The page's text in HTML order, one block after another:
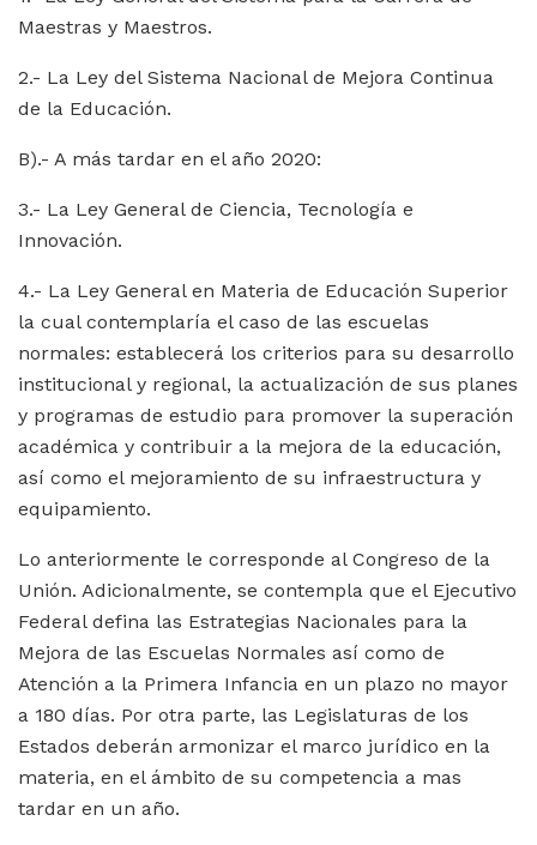
Maestras y Maestros.
2.- La Ley del Sistema Nacional de Mejora Continua
de la Educación.
B).- A más tardar en el año 2020:
3.- La Ley General de Ciencia, Tecnología e
Innovación.
4.- La Ley General en Materia de Educación Superior
la cual contemplaría el caso de las escuelas
normales: establecerá los criterios para su desarrollo
institucional y regional, la actualización de sus planes
y programas de estudio para promover la superación
académica y contribuir a la mejora de la educación,
así como el mejoramiento de su infraestructura y
equipamiento.
Lo anteriormente le corresponde al Congreso de la
Unión. Adicionalmente, se contempla que el Ejecutivo
Federal defina las Estrategias Nacionales para la
Mejora de las Escuelas Normales así como de
Atención a la Primera Infancia en un plazo no mayor
a 180 días. Por otra parte, las Legislaturas de los
Estados deberán armonizar el marco jurídico en la
materia, en el ámbito de su competencia a mas
tardar en un año.